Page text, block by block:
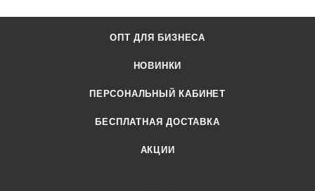
ОПТ ДЛЯ БИЗНЕСА
НОВИНКИ
ПЕРСОНАЛЬНЫЙ КАБИНЕТ
БЕСПЛАТНАЯ ДОСТАВКА
АКЦИИ